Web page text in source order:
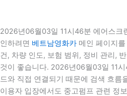
2026년06월03일 11시46분 에어스크
인하려면 베트남영화카 메인 페이지
건, 차량 인도, 보험 범위, 정비 관리,
것이 좋습니다. 2026년06월03일 11
드와 직접 연결되기 때문에 검색 흐름
이용자 입장에서도 중고펌프 관련 정